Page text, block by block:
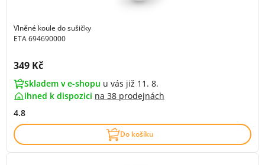
Vlněné koule do sušičky
ETA 694690000
Cena s DPH:
349 Kč
Skladem v e-shopu u vás již 11. 8.
ihned k dispozici na 38 prodejnách
4.8
Do košíku